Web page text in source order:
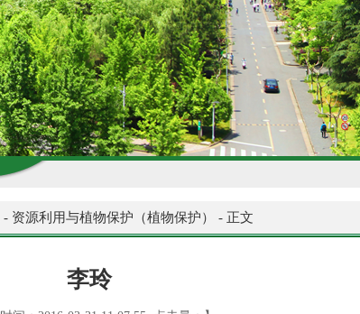
- 资源利用与植物保护（植物保护） - 正文
李玲